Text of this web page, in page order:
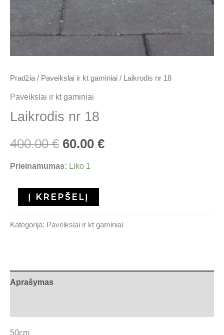
Pradžia / Paveikslai ir kt gaminiai / Laikrodis nr 18
Paveikslai ir kt gaminiai
Laikrodis nr 18
400.00€ 60.00 €
Prieinamumas: Liko 1
Į KREPŠELĮ
Kategorija: Paveikslai ir kt gaminiai
Aprašymas
50cm